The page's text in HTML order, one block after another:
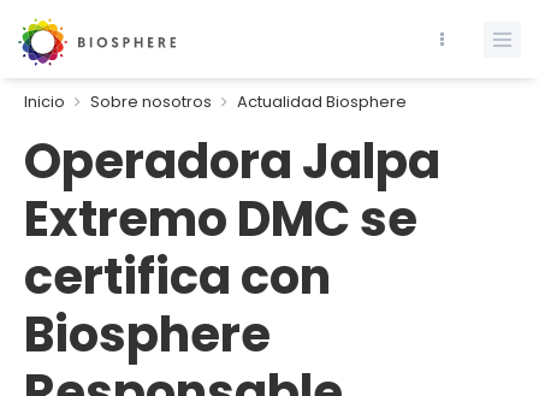
Inicio Sobre nosotros Actualidad Biosphere
Operadora Jalpa
Extremo DMC se
certifica con
Biosphere